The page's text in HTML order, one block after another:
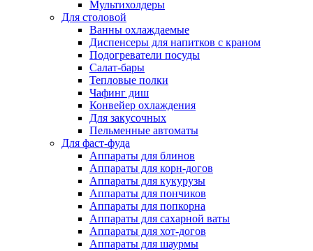
Мультихолдеры
Для столовой
Ванны охлаждаемые
Диспенсеры для напитков с краном
Подогреватели посуды
Салат-бары
Тепловые полки
Чафинг диш
Конвейер охлаждения
Для закусочных
Пельменные автоматы
Для фаст-фуда
Аппараты для блинов
Аппараты для корн-догов
Аппараты для кукурузы
Аппараты для пончиков
Аппараты для попкорна
Аппараты для сахарной ваты
Аппараты для хот-догов
Аппараты для шаурмы